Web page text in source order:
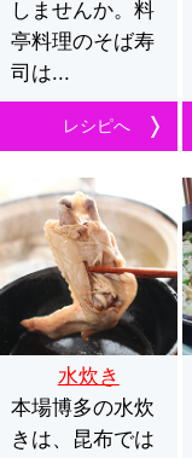
しませんか。料
亭料理のそば寿
司は...
レシピへ
水炊き
本場博多の水炊
きは、昆布では